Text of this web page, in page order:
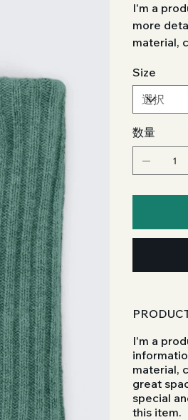
I'm a
more
material,
Size
数量
I'm a
material,
great
special
this item.